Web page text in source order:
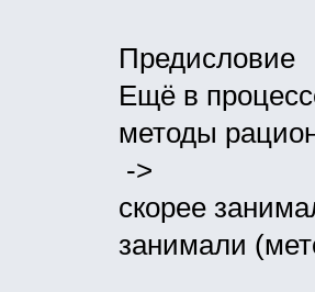
Предисловие
Ещё в
методы
->
скорее
занимали